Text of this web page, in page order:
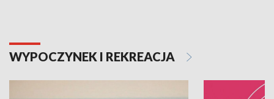
WYPOCZYNEK I REKREACJA